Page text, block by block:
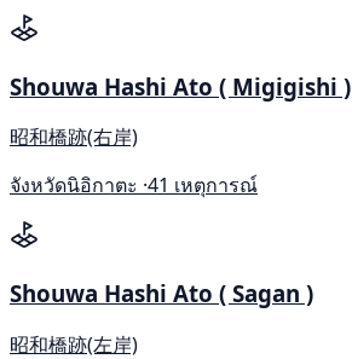
Shouwa Hashi Ato ( Migigishi )
昭和橋跡(右岸)
จังหวัดนิอิกาตะ ·41 เหตุการณ์
Shouwa Hashi Ato ( Sagan )
昭和橋跡(左岸)